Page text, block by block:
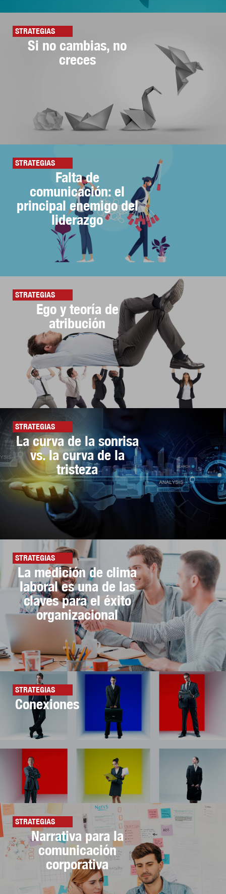
STRATEGIAS
Si no cambias, no
creces
STRATEGIAS
Falta de
comunicación: el
principal enemigo del
liderazgo
STRATEGIAS
Ego y teoría de
atribución
STRATEGIAS
La curva de la sonrisa
vs. la curva de la
tristeza
STRATEGIAS
La medición de clima
laboral es una de las
claves para el éxito
organizacional
STRATEGIAS
Conexiones
STRATEGIAS
Narrativa para la
comunicación
corporativa